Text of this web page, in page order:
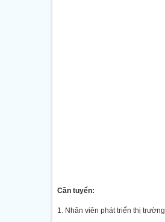
Cần tuyển:
1. Nhân viên phát triển thị trường